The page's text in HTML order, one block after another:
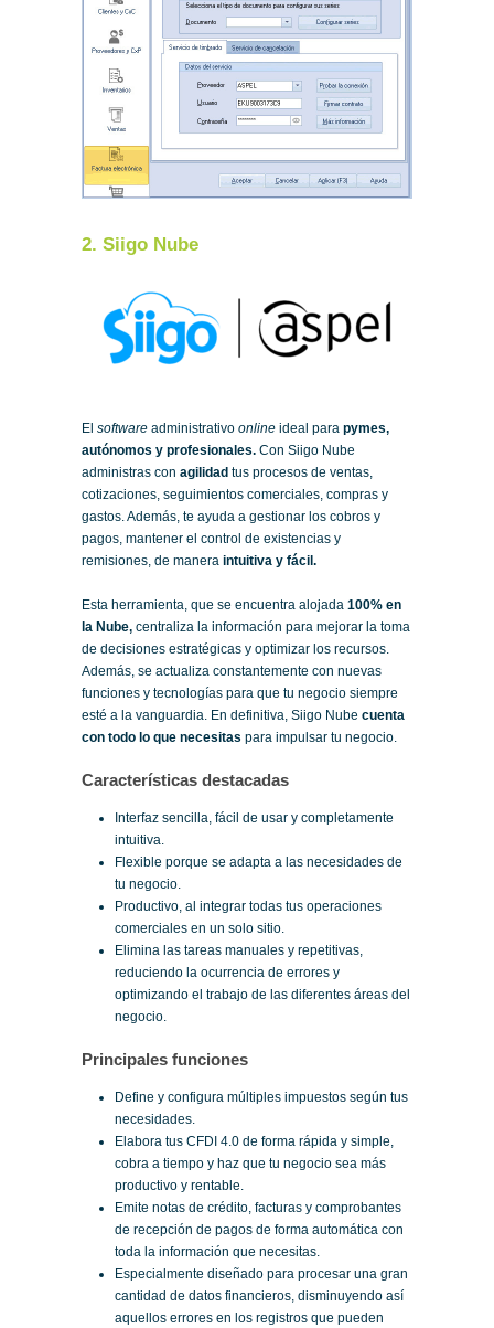
2. Siigo Nube
El software administrativo online ideal para pymes,
autónomos y profesionales. Con Siigo Nube
administras con agilidad tus procesos de ventas,
cotizaciones, seguimientos comerciales, compras y
gastos. Además, te ayuda a gestionar los cobros y
pagos, mantener el control de existencias y
remisiones, de manera intuitiva y fácil.
Esta herramienta, que se encuentra alojada 100% en
la Nube, centraliza la información para mejorar la toma
de decisiones estratégicas y optimizar los recursos.
Además, se actualiza constantemente con nuevas
funciones y tecnologías para que tu negocio siempre
esté a la vanguardia. En definitiva, Siigo Nube cuenta
con todo lo que necesitas para impulsar tu negocio.
Características destacadas
Interfaz sencilla, fácil de usar y completamente
intuitiva.
Flexible porque se adapta a las necesidades de
tu negocio.
Productivo, al integrar todas tus operaciones
comerciales en un solo sitio.
Elimina las tareas manuales y repetitivas,
reduciendo la ocurrencia de errores y
optimizando el trabajo de las diferentes áreas del
negocio.
Principales funciones
Define y configura múltiples impuestos según tus
necesidades.
Elabora tus CFDI 4.0 de forma rápida y simple,
cobra a tiempo y haz que tu negocio sea más
productivo y rentable.
Emite notas de crédito, facturas y comprobantes
de recepción de pagos de forma automática con
toda la información que necesitas.
Especialmente diseñado para procesar una gran
cantidad de datos financieros, disminuyendo así
aquellos errores en los registros que pueden